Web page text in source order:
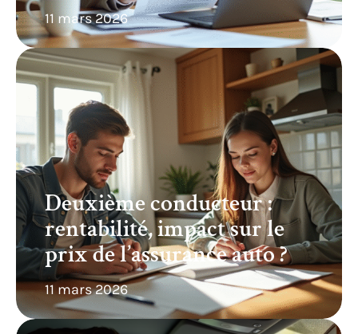
11 mars 2026
Deuxième conducteur :
rentabilité, impact sur le
prix de l’assurance auto ?
11 mars 2026